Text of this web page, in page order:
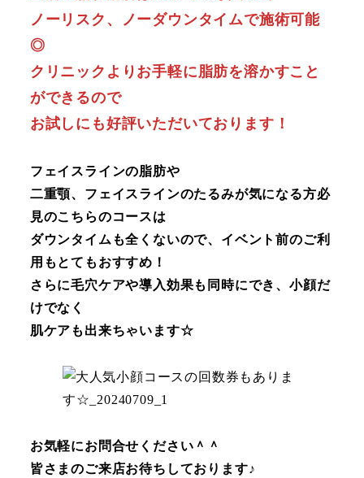
ノーリスク、ノーダウンタイムで施術可能
◎
クリニックよりお手軽に脂肪を溶かすこと
ができるので
お試しにも好評いただいております！
フェイスラインの脂肪や
二重顎、フェイスラインのたるみが気になる方必
見のこちらのコースは
ダウンタイムも全くないので、イベント前のご利
用もとてもおすすめ！
さらに毛穴ケアや導入効果も同時にでき、小顔だ
けでなく
肌ケアも出来ちゃいます☆
お気軽にお問合せください＾＾
皆さまのご来店お待ちしております♪